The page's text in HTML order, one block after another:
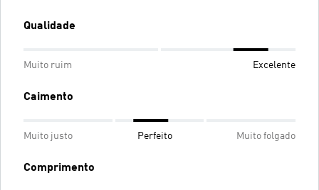
Qualidade
Muito ruim Excelente
Caimento
Muito justo Perfeito Muito folgado
Comprimento